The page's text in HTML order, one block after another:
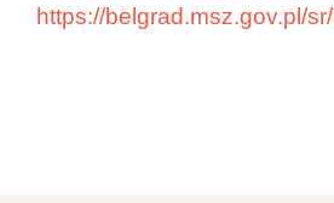
https://belgrad.msz.gov.pl/